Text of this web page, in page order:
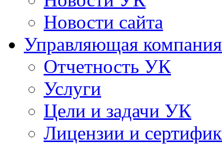
Новости сайта
Управляющая компания
Отчетность УК
Услуги
Цели и задачи УК
Лицензии и